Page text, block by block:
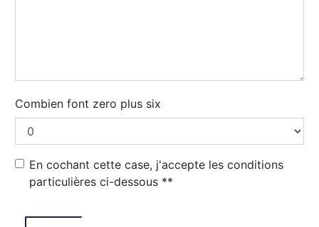
Combien font zero plus six
En cochant cette case, j'accepte les conditions
particulières ci-dessous **